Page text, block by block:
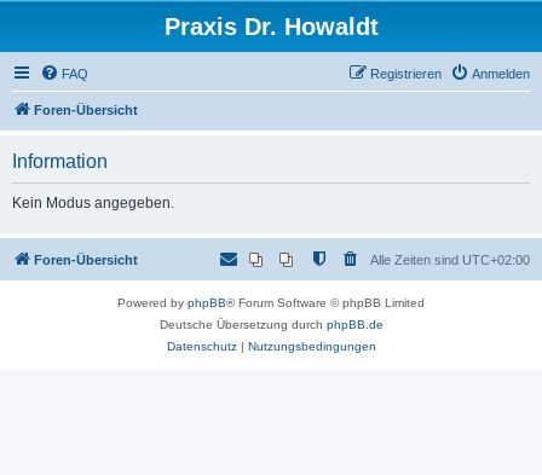
Praxis Dr. Howaldt
FAQ Anmelden
Registrieren
Foren-Übersicht
Information
Kein Modus angegeben.
Foren-Übersicht Alle Zeiten sind UTC+02:00
Powered by phpBB® Forum Software © phpBB Limited
Deutsche Übersetzung durch phpBB.de
Datenschutz| Nutzungsbedingungen